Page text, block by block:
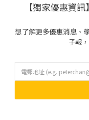
【獨家優惠資
想了解更多優惠消息、
子報